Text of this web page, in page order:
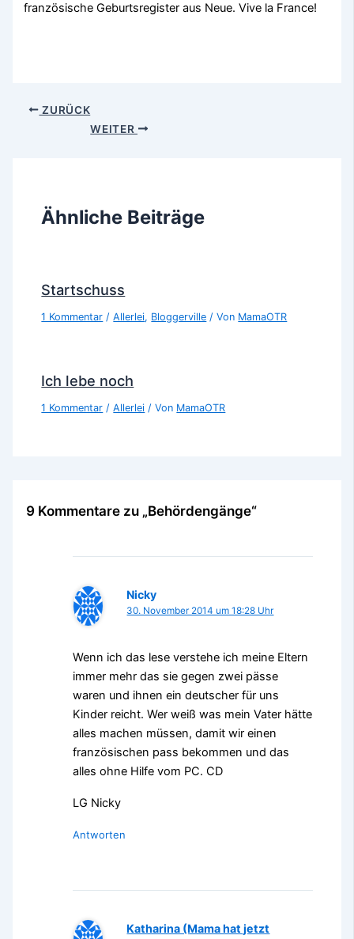
französische Geburtsregister aus Neue. Vive la France!
ZURÜCK
WEITER
Ähnliche Beiträge
Startschuss
1 Kommentar /Allerlei, Bloggerville / Von MamaOTR
Ich lebe noch
1 Kommentar /Allerlei / Von MamaOTR
9 Kommentare zu „Behördengänge“
Nicky
30. November 2014 um 18:28 Uhr
Wenn ich das lese verstehe ich meine Eltern
immer mehr das sie gegen zwei pässe
waren und ihnen ein deutscher für uns
Kinder reicht. Wer weiß was mein Vater hätte
alles machen müssen, damit wir einen
französischen pass bekommen und das
alles ohne Hilfe vom PC. CD
LG Nicky
Antworten
Katharina (Mama hat jetzt